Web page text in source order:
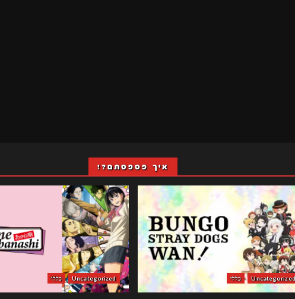
איך פספסתם?!
Uncategorized כללי Uncategorized כללי